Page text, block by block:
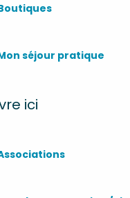
séjour pratique
ici
venir ?